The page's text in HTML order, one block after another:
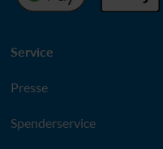
Service
Presse
Spenderservice